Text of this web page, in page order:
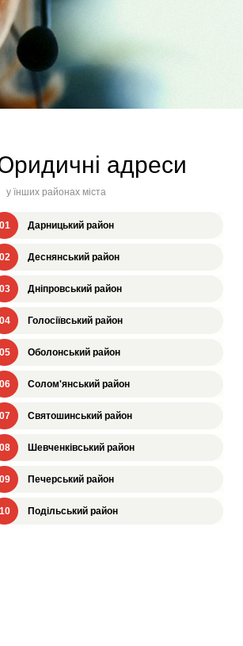
адреси
у їнших районах міста
01 Дарницький район
02 Деснянський район
03 Дніпровський район
04 Голосіївський район
05 Оболонський район
06 Солом'янський район
07 Святошинський район
08 Шевченківський район
09 Печерський район
10 Подільський район